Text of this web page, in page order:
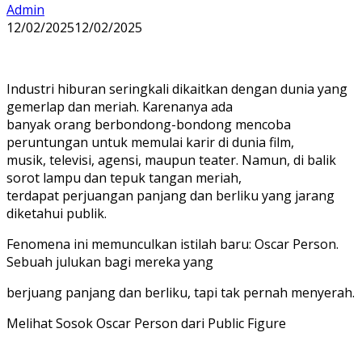
Admin
12/02/202512/02/2025
Industri hiburan seringkali dikaitkan dengan dunia yang
gemerlap dan meriah. Karenanya ada
banyak orang berbondong-bondong mencoba
peruntungan untuk memulai karir di dunia film,
musik, televisi, agensi, maupun teater. Namun, di balik
sorot lampu dan tepuk tangan meriah,
terdapat perjuangan panjang dan berliku yang jarang
diketahui publik.
Fenomena ini memunculkan istilah baru: Oscar Person.
Sebuah julukan bagi mereka yang
berjuang panjang dan berliku, tapi tak pernah menyerah.
Melihat Sosok Oscar Person dari Public Figure